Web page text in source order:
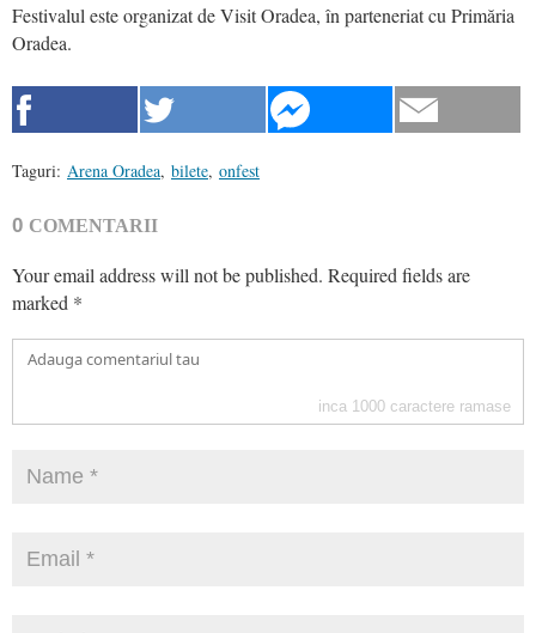
Festivalul este organizat de Visit Oradea, în parteneriat cu Primăria
Oradea.
Taguri: Arena Oradea, bilete, onfest
0 COMENTARII
Your email address will not be published. Required fields are
marked *
inca 1000 caractere ramase